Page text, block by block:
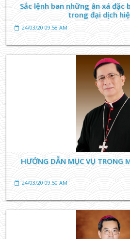
TIN TỨC GIÁO XỨ
THÁNH LỄ MINH NIÊN - GIÁO
Sắc lệnh ban những ân xá
trong đại dịch
24/03/20 09:58 AM
HƯỚNG DẪN MỤC VỤ TRONG
24/03/20 09:50 AM